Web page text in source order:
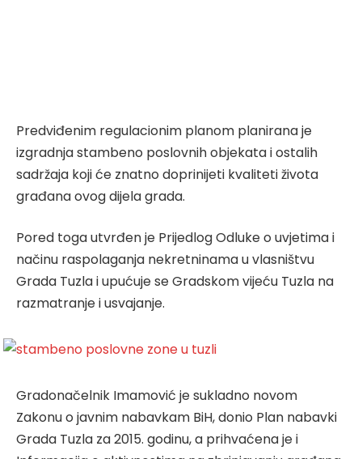
Predviđenim regulacionim planom planirana je
izgradnja stambeno poslovnih objekata i ostalih
sadržaja koji će znatno doprinijeti kvaliteti života
građana ovog dijela grada.
Pored toga utvrđen je Prijedlog Odluke o uvjetima i
načinu raspolaganja nekretninama u vlasništvu
Grada Tuzla i upućuje se Gradskom vijeću Tuzla na
razmatranje i usvajanje.
Gradonačelnik Imamović je sukladno novom
Zakonu o javnim nabavkam BiH, donio Plan nabavki
Grada Tuzla za 2015. godinu, a prihvaćena je i